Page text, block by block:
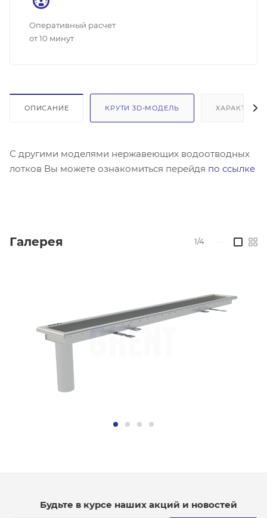
Оперативный расчет
от 10 минут
ОПИСАНИЕ КРУТИ 3D-МОДЕЛЬ
С другими моделями нержавеющих водоотводных
лотков Вы можете ознакомиться перейдя по ссылке
Галерея 1/4
Будьте в курсе наших акций и новостей